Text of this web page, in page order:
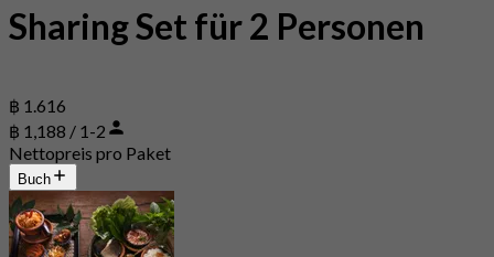
Sharing Set für 2 Personen
฿ 1.616
฿ 1,188 / 1-2
Nettopreis pro Paket
Buch